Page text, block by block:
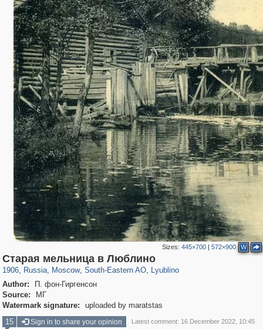
Sizes: 445×700| 572×900 W
Старая мельница в Люблино
1906, Russia
1,407,328 29,248
, Moscow
319,882 8,286
, South-Eastern AO
11,379 197
, Lyublino
585
Author:
П. фон-Гиргенсон
Source:
МГ
Watermark signature:
uploaded by maratstas
15
Sign in to share your opinion Latest comment: 16 December 2022, 10:45